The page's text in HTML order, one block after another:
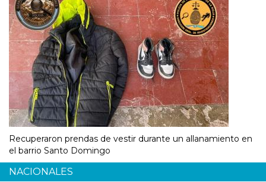
Recuperaron prendas de vestir durante un allanamiento en
el barrio Santo Domingo
NACIONALES